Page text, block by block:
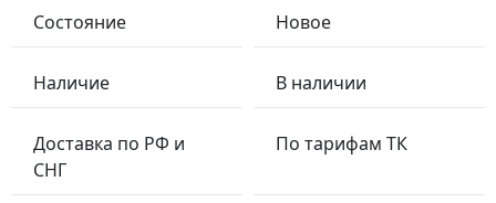
Состояние Новое
Наличие В наличии
Доставка по РФ и
СНГ
По тарифам ТК